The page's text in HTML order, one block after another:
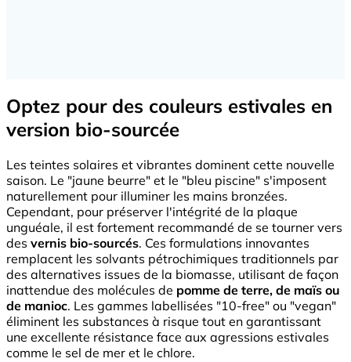
Optez pour des couleurs estivales en
version bio-sourcée
Les teintes solaires et vibrantes dominent cette nouvelle
saison. Le "jaune beurre" et le "bleu piscine" s'imposent
naturellement pour illuminer les mains bronzées.
Cependant, pour préserver l'intégrité de la plaque
unguéale, il est fortement recommandé de se tourner vers
des vernis bio-sourcés. Ces formulations innovantes
remplacent les solvants pétrochimiques traditionnels par
des alternatives issues de la biomasse, utilisant de façon
inattendue des molécules de pomme de terre, de maïs ou
de manioc. Les gammes labellisées "10-free" ou "vegan"
éliminent les substances à risque tout en garantissant
une excellente résistance face aux agressions estivales
comme le sel de mer et le chlore.